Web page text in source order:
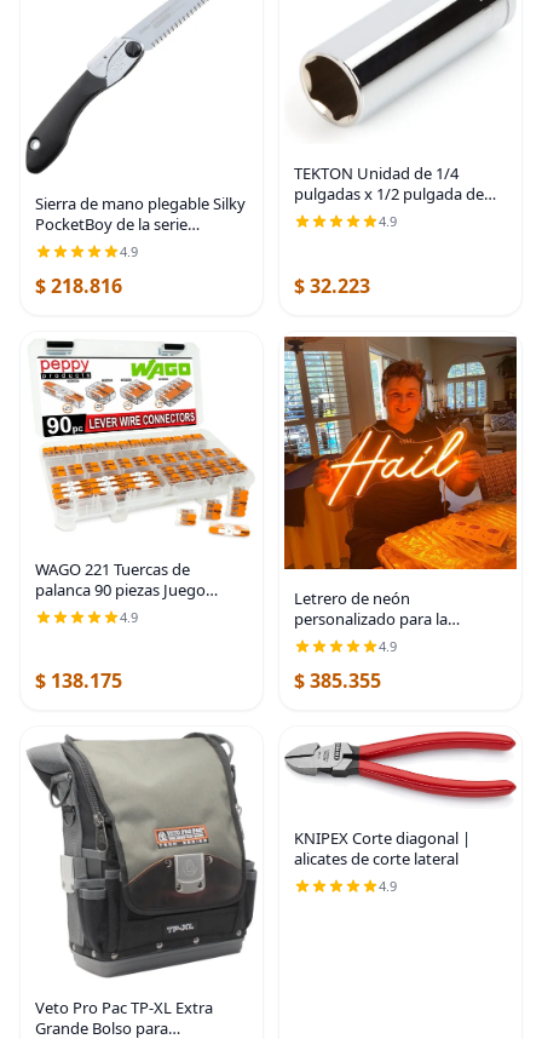
Sierra de mano plegable Silky
PocketBoy de la serie
profesional, 170 mm, con
dientes medianos (340-17)
4.9
$ 218.816
TEKTON Unidad de 1/4
pulgadas x 1/2 pulgada de
profundidad de 6 puntos de
zócalo | SHD03013
4.9
$ 32.223
WAGO 221 Tuercas de
palanca 90 piezas Juego
compacto de conectores de
cable con estuche. Incluye
221-415
4.9
$ 138.175
Letrero de neón
personalizado para la
decoración de la pared,
guarida, sala de juegos,
guardería, dormitorio para
4.9
$ 385.355
Veto Pro Pac TP-XL Extra
Grande Bolso para
KNIPEX Corte diagonal |
alicates de corte lateral
4.9